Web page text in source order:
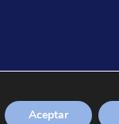
Aceptar